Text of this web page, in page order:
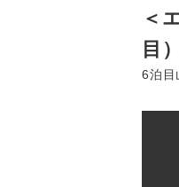
＜
目
6泊目